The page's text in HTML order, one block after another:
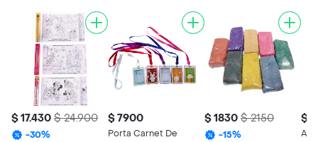
$ 17.430 $ 24.900
-30%
$ 7900
Porta Carnet De
$ 1830 $ 2150
-15%
$